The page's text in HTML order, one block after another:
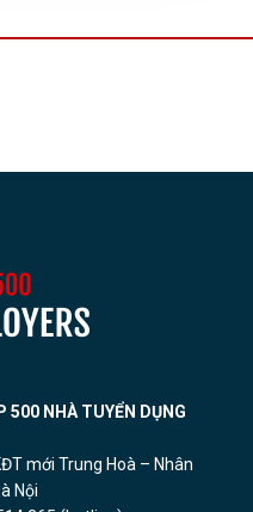
500 NHÀ TUYỂN DỤNG
mới Trung Hoà – Nhân
Nội